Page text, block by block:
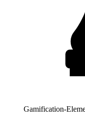
Gamification-